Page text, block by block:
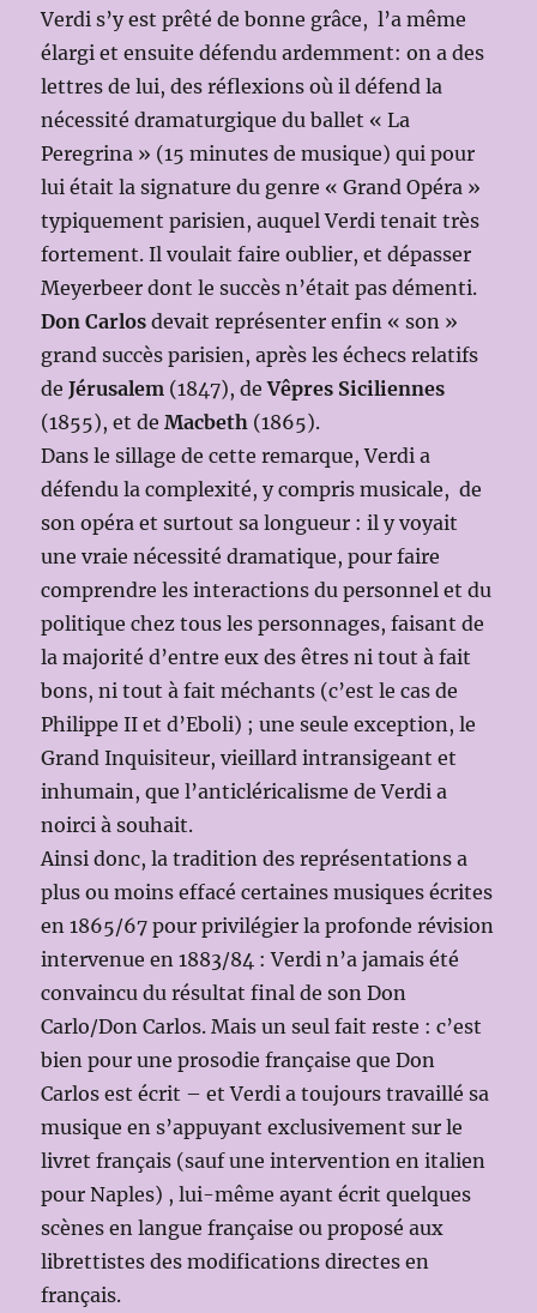
Verdi s’y est prêté de bonne grâce, l’a même
élargi et ensuite défendu ardemment: on a des
lettres de lui, des réflexions où il défend la
nécessité dramaturgique du ballet « La
Peregrina » (15 minutes de musique) qui pour
lui était la signature du genre « Grand Opéra »
typiquement parisien, auquel Verdi tenait très
fortement. Il voulait faire oublier, et dépasser
Meyerbeer dont le succès n’était pas démenti.
Don Carlos devait représenter enfin « son »
grand succès parisien, après les échecs relatifs
deJérusalem (1847), deVêpres Siciliennes
(1855), et deMacbeth (1865).
Dans le sillage de cette remarque, Verdi a
défendu la complexité, y compris musicale, de
son opéra et surtout sa longueur : il y voyait
une vraie nécessité dramatique, pour faire
comprendre les interactions du personnel et du
politique chez tous les personnages, faisant de
la majorité d’entre eux des êtres ni tout à fait
bons, ni tout à fait méchants (c’est le cas de
Philippe II et d’Eboli) ; une seule exception, le
Grand Inquisiteur, vieillard intransigeant et
inhumain, que l’anticléricalisme de Verdi a
noirci à souhait.
Ainsi donc, la tradition des représentations a
plus ou moins effacé certaines musiques écrites
en 1865/67 pour privilégier la profonde révision
intervenue en 1883/84 : Verdi n’a jamais été
convaincu du résultat final de son Don
Carlo/Don Carlos. Mais un seul fait reste : c’est
bien pour une prosodie française que Don
Carlos est écrit – et Verdi a toujours travaillé sa
musique en s’appuyant exclusivement sur le
livret français (sauf une intervention en italien
pour Naples) , lui-même ayant écrit quelques
scènes en langue française ou proposé aux
librettistes des modifications directes en
français.